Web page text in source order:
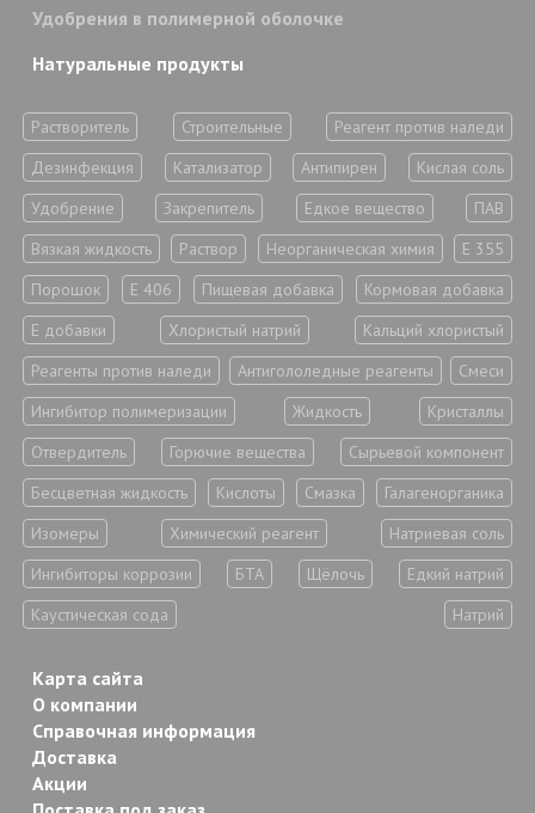
Удобрения в полимерной оболочке
Натуральные продукты
Растворитель Строительные
Реагент против наледи
Дезинфекция
Катализатор Антипирен
Кислая соль
Удобрение
Закрепитель Едкое вещество
ПАВ
Вязкая жидкость
Раствор Неорганическая химия
Е 355
Порошок
Е 406 Пищевая добавка
Кормовая добавка
Е добавки
Хлористый натрий
Кальций хлористый
Реагенты против наледи
Антигололедные реагенты
Смеси
Ингибитор полимеризации
Жидкость
Кристаллы
Отвердитель
Горючие вещества
Сырьевой компонент
Бесцветная жидкость
Кислоты Смазка
Галагенорганика
Изомеры
Химический реагент
Натриевая соль
Ингибиторы коррозии
БТА Щёлочь
Едкий натрий
Каустическая сода
Натрий
Карта сайта
О компании
Справочная информация
Доставка
Акции